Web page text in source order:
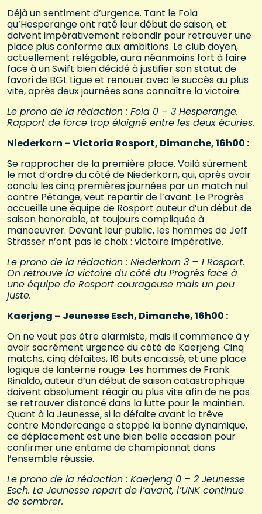
Déjà un sentiment d’urgence. Tant le Fola
qu’Hesperange ont raté leur début de saison, et
doivent impérativement rebondir pour retrouver une
place plus conforme aux ambitions. Le club doyen,
actuellement relégable, aura néanmoins fort à faire
face à un Swift bien décidé à justifier son statut de
favori de BGL Ligue et renouer avec le succès au plus
vite, après deux journées sans connaître la victoire.
Le prono de la rédaction : Fola 0 – 3 Hesperange.
Rapport de force trop éloigné entre les deux écuries.
Niederkorn – Victoria Rosport, Dimanche, 16h00 :
Se rapprocher de la première place. Voilà sûrement
le mot d’ordre du côté de Niederkorn, qui, après avoir
conclu les cinq premières journées par un match nul
contre Pétange, veut repartir de l’avant. Le Progrès
accueille une équipe de Rosport auteur d’un début de
saison honorable, et toujours compliquée à
manoeuvrer. Devant leur public, les hommes de Jeff
Strasser n’ont pas le choix : victoire impérative.
Le prono de la rédaction : Niederkorn 3 – 1 Rosport.
On retrouve la victoire du côté du Progrès face à
une équipe de Rosport courageuse mais un peu
juste.
Kaerjeng – Jeunesse Esch, Dimanche, 16h00 :
On ne veut pas être alarmiste, mais il commence à y
avoir sacrément urgence du côté de Kaerjeng. Cinq
matchs, cinq défaites, 16 buts encaissé, et une place
logique de lanterne rouge. Les hommes de Frank
Rinaldo, auteur d’un début de saison catastrophique
doivent absolument réagir au plus vite afin de ne pas
se retrouver distancé dans la lutte pour le maintien.
Quant à la Jeunesse, si la défaite avant la trêve
contre Mondercange a stoppé la bonne dynamique,
ce déplacement est une bien belle occasion pour
confirmer une entame de championnat dans
l’ensemble réussie.
Le prono de la rédaction : Kaerjeng 0 – 2 Jeunesse
Esch. La Jeunesse repart de l’avant, l’UNK continue
de sombrer.